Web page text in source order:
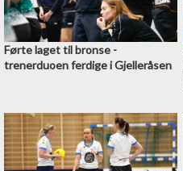
Førte laget til bronse -
trenerduoen ferdige i Gjelleråsen